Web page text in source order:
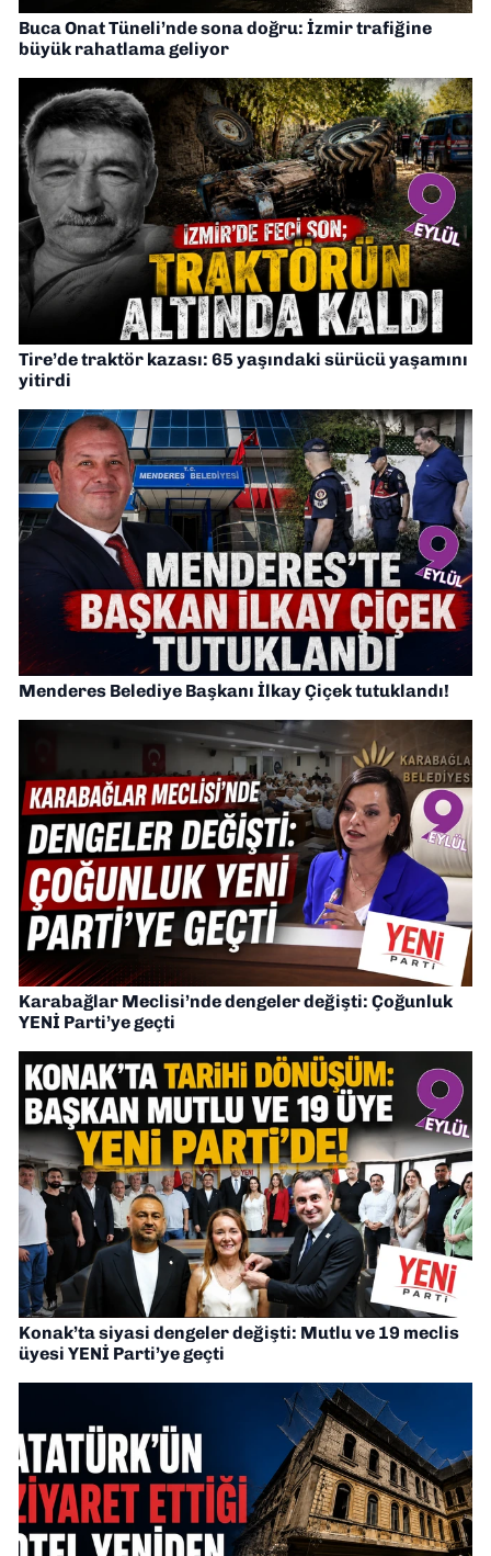
Buca Onat Tüneli’nde sona doğru: İzmir trafiğine
büyük rahatlama geliyor
Tire’de traktör kazası: 65 yaşındaki sürücü yaşamını
yitirdi
Menderes Belediye Başkanı İlkay Çiçek tutuklandı!
Karabağlar Meclisi’nde dengeler değişti: Çoğunluk
YENİ Parti’ye geçti
Konak’ta siyasi dengeler değişti: Mutlu ve 19 meclis
üyesi YENİ Parti’ye geçti